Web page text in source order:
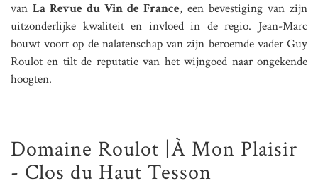
van La Revue du Vin de France, een bevestiging van zijn
uitzonderlijke kwaliteit en invloed in de regio. Jean-Marc
bouwt voort op de nalatenschap van zijn beroemde vader Guy
Roulot en tilt de reputatie van het wijngoed naar ongekende
hoogten.
Domaine Roulot |À Mon Plaisir
- Clos du Haut Tesson